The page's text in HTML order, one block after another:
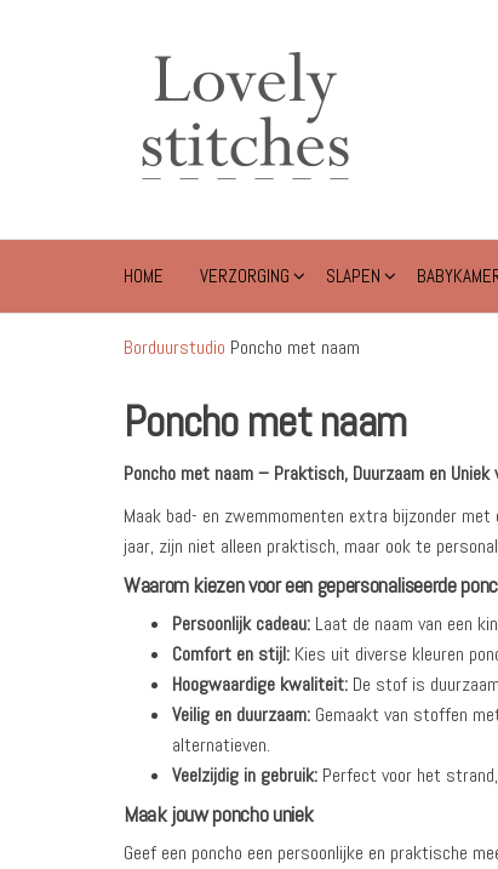
HOME VERZORGING SLAPEN
Borduurstudio Poncho met naam
Poncho met naam
Poncho met naam – Praktisch, Duurzaam en Uniek
Maak bad- en zwemmomenten extra bijzonder met
jaar, zijn niet alleen praktisch, maar ook te
Waarom kiezen voor een gepersonaliseerde
Persoonlijk cadeau: Laat de naam van een
Comfort en stijl: Kies uit diverse kleuren
Hoogwaardige kwaliteit: De stof is
Veilig en duurzaam: Gemaakt van stoffen
alternatieven.
Veelzijdig in gebruik: Perfect voor het
Maak jouw poncho uniek
Geef een poncho een persoonlijke en praktische